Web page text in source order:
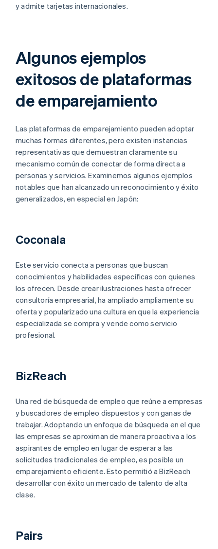
y admite tarjetas internacionales.
Algunos ejemplos
exitosos de plataformas
de emparejamiento
Las plataformas de emparejamiento pueden adoptar
muchas formas diferentes, pero existen instancias
representativas que demuestran claramente su
mecanismo común de conectar de forma directa a
personas y servicios. Examinemos algunos ejemplos
notables que han alcanzado un reconocimiento y éxito
generalizados, en especial en Japón:
Coconala
Este servicio conecta a personas que buscan
conocimientos y habilidades específicas con quienes
los ofrecen. Desde crear ilustraciones hasta ofrecer
consultoría empresarial, ha ampliado ampliamente su
oferta y popularizado una cultura en que la experiencia
especializada se compra y vende como servicio
profesional.
BizReach
Una red de búsqueda de empleo que reúne a empresas
y buscadores de empleo dispuestos y con ganas de
trabajar. Adoptando un enfoque de búsqueda en el que
las empresas se aproximan de manera proactiva a los
aspirantes de empleo en lugar de esperar a las
solicitudes tradicionales de empleo, es posible un
emparejamiento eficiente. Esto permitió a BizReach
desarrollar con éxito un mercado de talento de alta
clase.
Pairs